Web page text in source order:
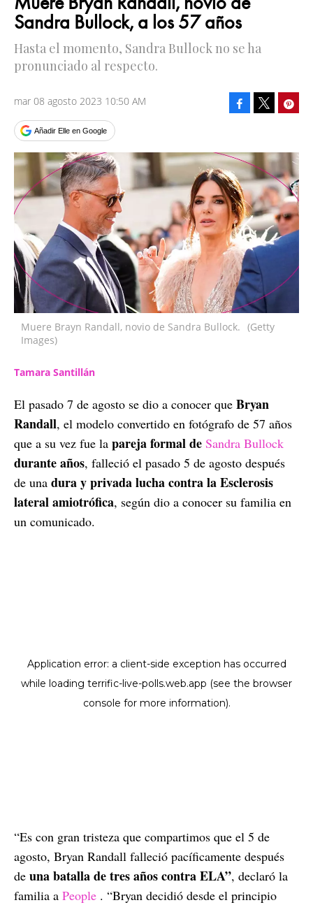
Sandra Bullock, a los 57 años
Hasta el momento, Sandra Bullock no se ha
pronunciado al respecto.
mar 08 agosto 2023 10:50 AM
Añadir Elle en Google
Facebook
Muere Brayn Randall, novio de Sandra Bullock. (Getty
Images)
Tamara Santillán
El pasado 7 de agosto se dio a conocer que Bryan
Randall, el modelo convertido en fotógrafo de 57 años
que a su vez fue la pareja formal de Sandra Bullock
durante años, falleció el pasado 5 de agosto después
de una dura y privada lucha contra la Esclerosis
lateral amiotrófica, según dio a conocer su familia en
un comunicado.
“Es con gran tristeza que compartimos que el 5 de
agosto, Bryan Randall falleció pacíficamente después
de una batalla de tres años contra ELA”, declaró la
familia a People . “Bryan decidió desde el principio